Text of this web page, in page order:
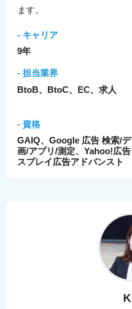
ます。
- キャリア
9年
- 担当業界
BtoB、BtoC、EC、求人
- 資格
GAIQ、Google 広告 検索/
画/アプリ/測定、Yahoo!広
スプレイ広告アドバンスト